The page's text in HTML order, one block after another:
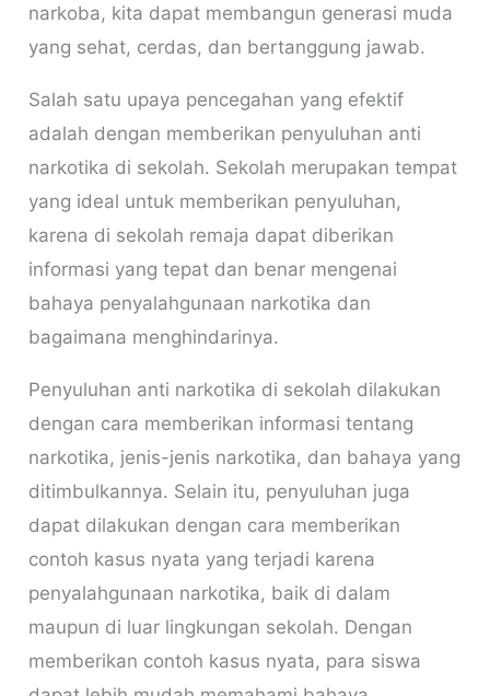
narkoba, kita dapat membangun generasi muda
yang sehat, cerdas, dan bertanggung jawab.
Salah satu upaya pencegahan yang efektif
adalah dengan memberikan penyuluhan anti
narkotika di sekolah. Sekolah merupakan tempat
yang ideal untuk memberikan penyuluhan,
karena di sekolah remaja dapat diberikan
informasi yang tepat dan benar mengenai
bahaya penyalahgunaan narkotika dan
bagaimana menghindarinya.
Penyuluhan anti narkotika di sekolah dilakukan
dengan cara memberikan informasi tentang
narkotika, jenis-jenis narkotika, dan bahaya yang
ditimbulkannya. Selain itu, penyuluhan juga
dapat dilakukan dengan cara memberikan
contoh kasus nyata yang terjadi karena
penyalahgunaan narkotika, baik di dalam
maupun di luar lingkungan sekolah. Dengan
memberikan contoh kasus nyata, para siswa